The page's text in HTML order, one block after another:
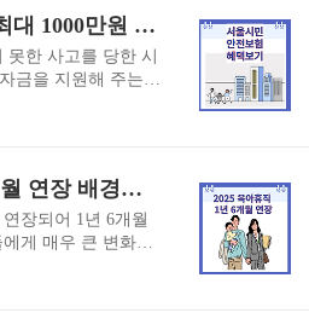
예상됩니다. 그 이
산 방법과 이를 활용
정산 모의 계산이
이 받은 급여와 공
계산하는 과정입니
이나 환급받을 금액
보험료, 기부금 등
서울 시민 안전보험 : 최대 1000만원 혜택 받으세요.
한 사고를 당한 시
금을 지원해 주는
을 보장하고, 재정
모든 시민이 혜택
사고 발생 시 경제
을 강화하는 역할
민 안전보험 프로
있으며, 모든 서울 시
2025 육아휴직 1년 6개월 연장 배경과 필요성
장되어 1년 6개월
게 매우 큰 변화입
직의 중요성 및 관련